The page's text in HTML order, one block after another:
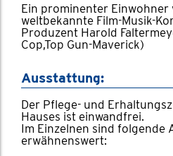
Ein prominenter Einwohner
weltbekannte Film-Musik-
Produzent Harold
Cop,Top Gun-Maverick)
Ausstattung:
Der Pflege- und
Hauses ist einwandfrei.
Im Einzelnen sind folgende
erwähnenswert: